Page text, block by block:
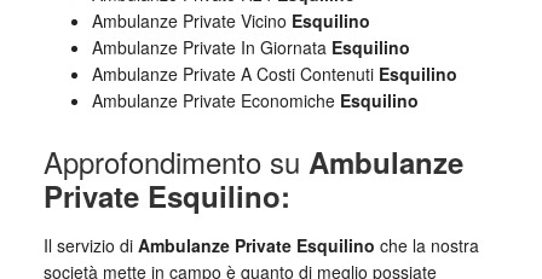
Ambulanze Private Vicino Esquilino
Ambulanze Private In Giornata Esquilino
Ambulanze Private A Costi Contenuti Esquilino
Ambulanze Private Economiche Esquilino
Approfondimento su Ambulanze
Private Esquilino:
Il servizio di Ambulanze Private Esquilino che la nostra
società mette in campo è quanto di meglio possiate